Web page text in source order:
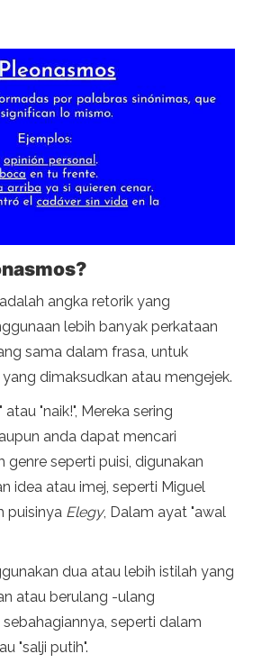
angka retorik yang
lebih banyak perkataan
sama dalam frasa, untuk
dimaksudkan atau mengejek.
atau "naik!", Mereka sering
anda dapat mencari
seperti puisi, digunakan
idea atau imej, seperti Miguel
puisinya Elegy, Dalam ayat "awal
dua atau lebih istilah yang
atau berulang -ulang
seperti dalam
"salji putih".